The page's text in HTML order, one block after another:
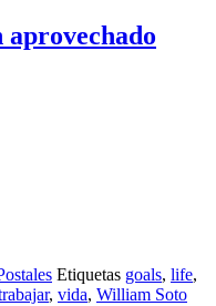
aprovechado
Etiquetas goals, life,
, vida, William Soto